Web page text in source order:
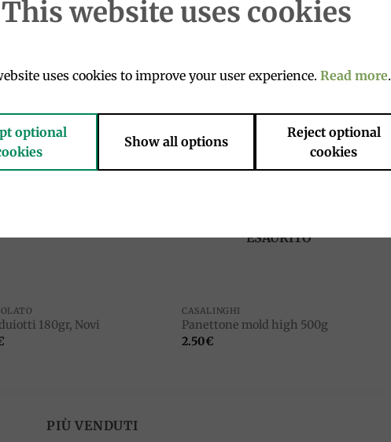
pezzi di frutta esotica non candita.
amanti del gusto e della genuinità.
180gr, Novi
ESAURITO
CASALINGHI
Panettone mold high 500g
2.50€
PIÙ VENDUTI
This website uses cookies
uses cookies to improve your user experience. Read more.
optional
Show all options
Reject optional
cookies